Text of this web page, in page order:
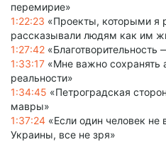
перемирие»
1:22:23 «Проекты, которыми я
рассказывали людям как им
1:27:42
1:33:17 «Мне важно сохранять
реальности»
1:34:45 «Петроградская
мавры»
1:37:24 «Если один человек не
Украины, все не зря»